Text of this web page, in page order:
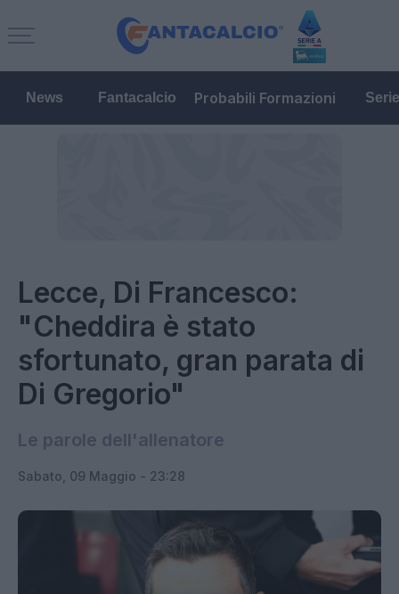
News Fantacalcio Probabili Formazioni
Lecce, Di Francesco:
"Cheddira è stato
sfortunato, gran parata di
Di Gregorio"
Le parole dell'allenatore
Sabato, 09 Maggio - 23:28